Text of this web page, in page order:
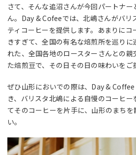
さて、そんな追沼さんが今回パートナ
ん。Day & Cofeeでは、北嶋さんがバリ
ティコーヒーを提供します。あまりに
きすぎて、全国の有名な焙煎所を巡り
れた、全国各地のロースターさんとの
た焙煎豆で、その日その日の味わいをご
ぜひ山形においでの際は、Day &
き、バリスタ北嶋による自慢のコーヒ
てそのコーヒーを片手に、山形のまち
い。